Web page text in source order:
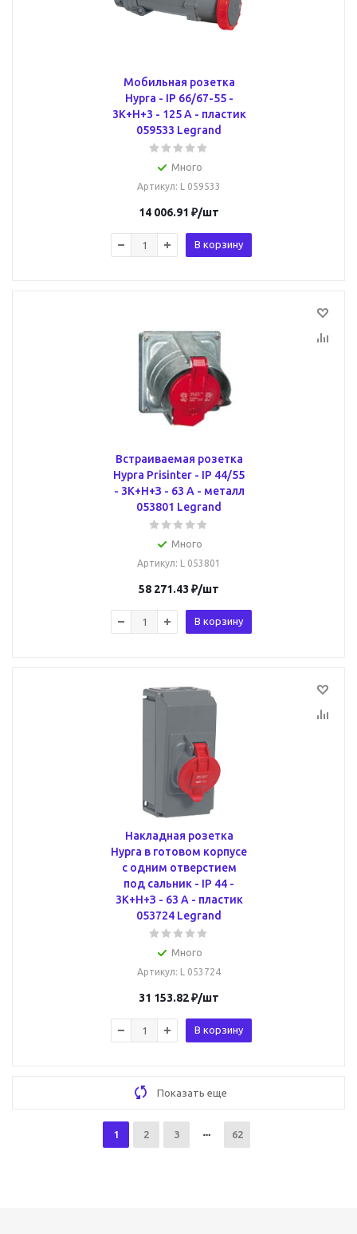
Мобильная розетка
Hypra - IP 66/67-55 -
3К+Н+3 - 125 А - пластик
059533 Legrand
Много
Артикул: L 059533
14 006.91 ₽/шт
В корзину
Встраиваемая розетка
Hypra Prisinter - IP 44/55
- 3К+Н+З - 63 А - металл
053801 Legrand
Много
Артикул: L 053801
58 271.43 ₽/шт
В корзину
Накладная розетка
Hypra в готовом корпусе
с одним отверстием
под сальник - IP 44 -
3К+Н+З - 63 А - пластик
053724 Legrand
Много
Артикул: L 053724
31 153.82₽/шт
В корзину
Показать еще
1 2 3 62